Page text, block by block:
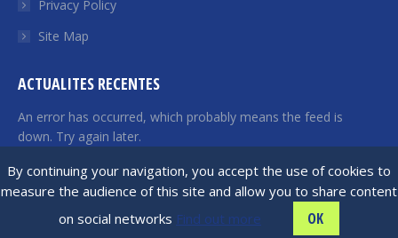
By continuing your navigation, you accept the use of cookies to
measure the audience of this site and allow you to share content
on social networks Find out more OK
Privacy Policy
Site Map
ACTUALITES RECENTES
An error has occurred, which probably means the feed is
down. Try again later.
France Angels | 2026 © All rights reserved